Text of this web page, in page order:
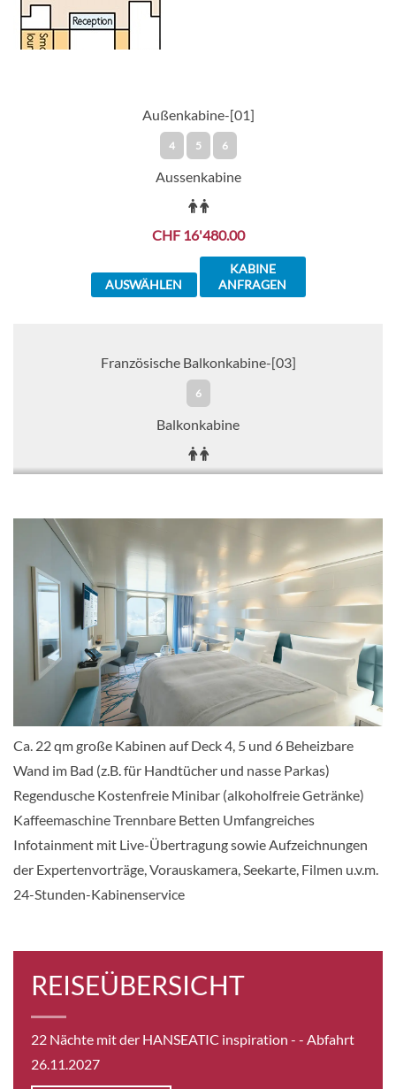
Außenkabine-[01]
4 5 6
Aussenkabine
CHF 16'480.00
AUSWÄHLEN
KABINE
ANFRAGEN
Französische Balkonkabine-[03]
6
Balkonkabine
KABINE
Französische Balkonkabine-[05]
7
Balkonkabine
CHF 19'079.00
AUSWÄHLEN
KABINE
ANFRAGEN
Balkonkabine-[04]
CHF 20'243.00
Ca. 22 qm große Kabinen auf Deck 4, 5 und 6 Beheizbare
Wand im Bad (z.B. für Handtücher und nasse Parkas)
Regendusche Kostenfreie Minibar (alkoholfreie Getränke)
Kaffeemaschine Trennbare Betten Umfangreiches
Infotainment mit Live-Übertragung sowie Aufzeichnungen
der Expertenvorträge, Vorauskamera, Seekarte, Filmen u.v.m.
24-Stunden-Kabinenservice
REISEÜBERSICHT
22 Nächte mit der HANSEATIC inspiration - - Abfahrt
26.11.2027